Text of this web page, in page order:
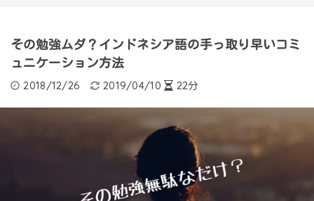
その勉強ムダ？インドネシア語の手っ取り早いコミ
ュニケーション方法
2018/12/26 2019/04/10 22分